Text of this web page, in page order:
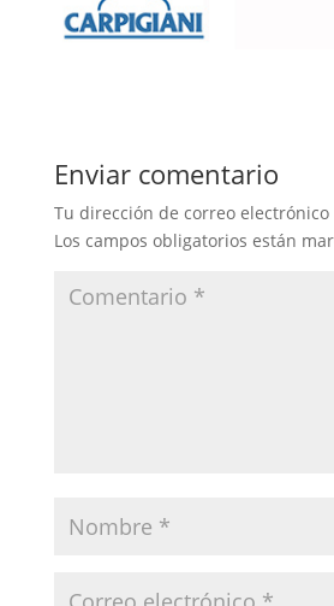
Enviar comentario
Tu dirección de correo
Los campos obligatorios están